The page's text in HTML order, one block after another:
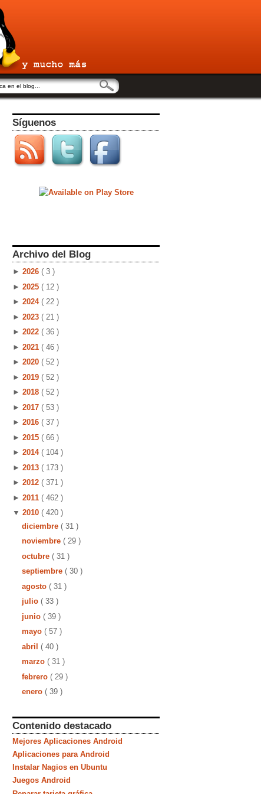
Síguenos
Archivo del Blog
► 2026 ( 3 )
► 2025 ( 12 )
► 2024 ( 22 )
► 2023 ( 21 )
► 2022 ( 36 )
► 2021 ( 46 )
► 2020 ( 52 )
► 2019 ( 52 )
► 2018 ( 52 )
► 2017 ( 53 )
► 2016 ( 37 )
► 2015 ( 66 )
► 2014 ( 104 )
► 2013 ( 173 )
► 2012 ( 371 )
► 2011 ( 462 )
▼ 2010 ( 420 )
diciembre ( 31 )
noviembre ( 29 )
octubre ( 31 )
septiembre ( 30 )
agosto ( 31 )
julio ( 33 )
junio ( 39 )
mayo ( 57 )
abril ( 40 )
marzo ( 31 )
febrero ( 29 )
enero ( 39 )
Contenido destacado
Mejores Aplicaciones Android
Aplicaciones para Android
Instalar Nagios en Ubuntu
Juegos Android